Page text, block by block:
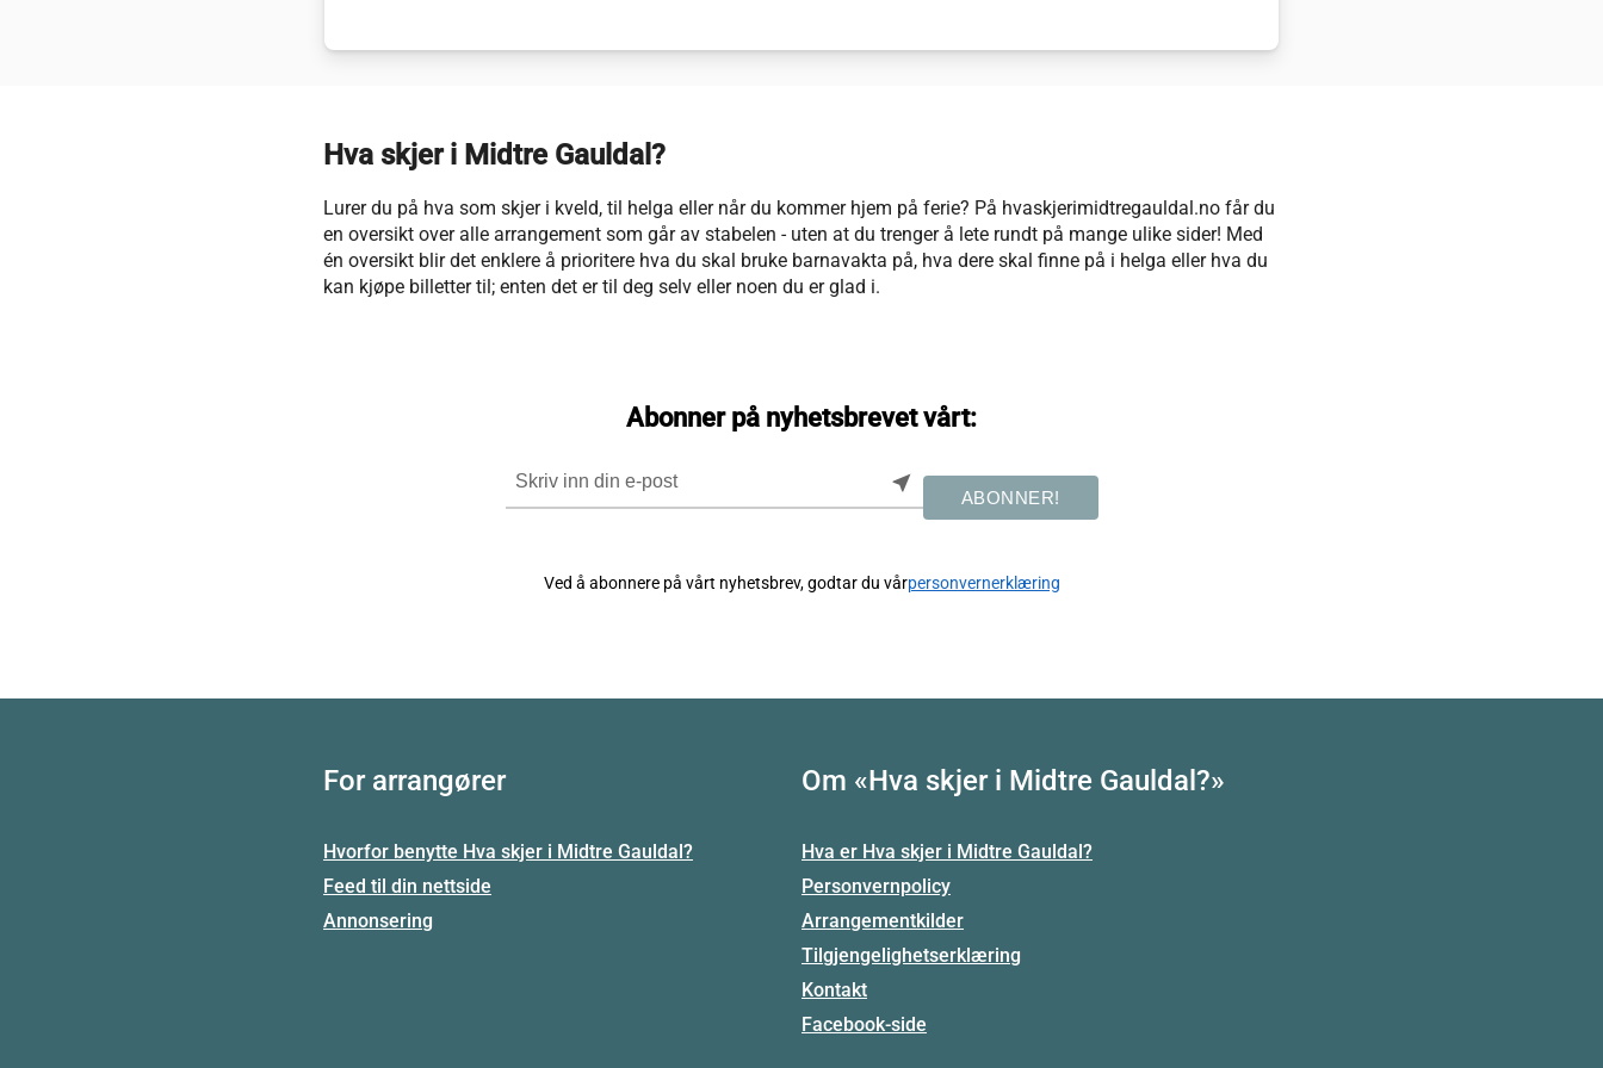
Hva skjer i Midtre Gauldal?
Lurer du på hva som skjer i kveld, til helga eller når du kommer hjem på ferie? På hvaskjerimidtregauldal.no får du
en oversikt over alle arrangement som går av stabelen - uten at du trenger å lete rundt på mange ulike sider! Med
én oversikt blir det enklere å prioritere hva du skal bruke barnavakta på, hva dere skal finne på i helga eller hva du
kan kjøpe billetter til; enten det er til deg selv eller noen du er glad i.
Abonner på nyhetsbrevet vårt:
near_me
ABONNER!
Ved å abonnere på vårt nyhetsbrev, godtar du vårpersonvernerklæring
For arrangører
Hvorfor benytte Hva skjer i Midtre Gauldal?
Feed til din nettside
Annonsering
Om «Hva skjer i Midtre Gauldal?»
Hva er Hva skjer i Midtre Gauldal?
Personvernpolicy
Arrangementkilder
Tilgjengelighetserklæring
Kontakt
Facebook-side